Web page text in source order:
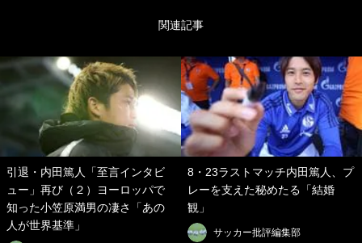
関連記事
引退・内田篤人「至言インタビ
ュー」再び（２）ヨーロッパで
知った小笠原満男の凄さ「あの
人が世界基準」
8・23ラストマッチ内田篤人、プ
レーを支えた秘めたる「結婚
観」
サッカー批評編集部